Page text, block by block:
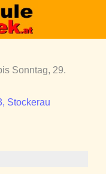
Sonntag, 29.
Stockerau